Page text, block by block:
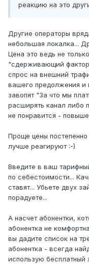
реакцию на это
Другие операторы
небольшая локалка...
Цена это ведь не
"сдерживающий
спрос на внешний
вашего предолжения и
завопят "За что мы
расширять канал либо
не понравится -
Проще цены
лучше реагируют :-)
Введите в ваш
по себестоимости...
ставят... Убьете двух
порадуете...
А насчет абонентки,
абонентка не
вы дадите список на
абонентка - всегда
использую бесплатный